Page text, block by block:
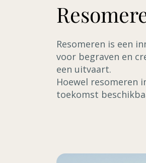
Resomeren is een
voor begraven en
een uitvaart.
Hoewel resomeren
toekomst